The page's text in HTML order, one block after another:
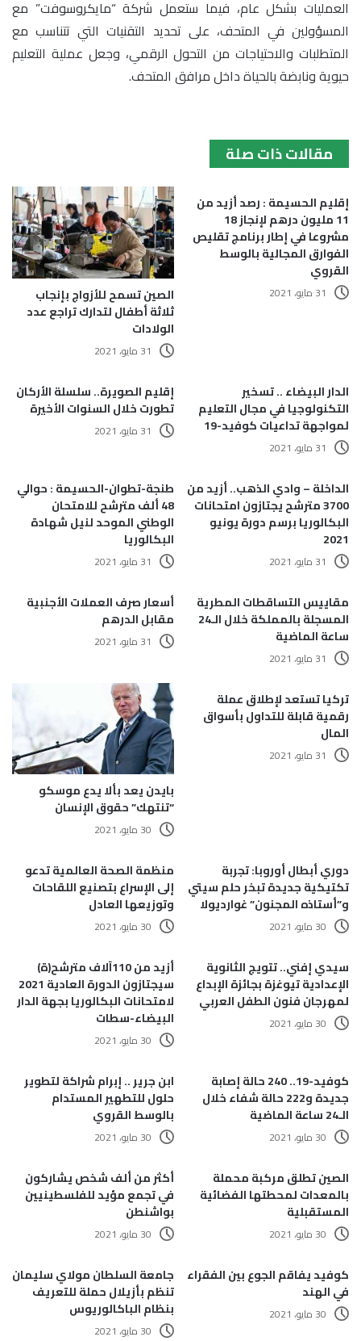
العمليات بشكل عام، فيما ستعمل شركة “مايكروسوفت” مع
المسؤولين في المتحف، على تحديد التقنيات التي تتناسب مع
المتطلبات والاحتياجات من التحول الرقمي، وجعل عملية التعليم
حيوية ونابضة بالحياة داخل مرافق المتحف.
مقالات ذات صلة
إقليم الحسيمة : رصد أزيد من
11 مليون درهم لإنجاز 18
مشروعا في إطار برنامج تقليص
الفوارق المجالية بالوسط
القروي
31 مايو، 2021
الصين تسمح للأزواج بإنجاب
ثلاثة أطفال لتدارك تراجع عدد
الولادات
31 مايو، 2021
الدار البيضاء .. تسخير
التكنولوجيا في مجال التعليم
لمواجهة تداعيات كوفيد-19
31 مايو، 2021
إقليم الصويرة.. سلسلة الأركان
تطورت خلال السنوات الأخيرة
31 مايو، 2021
الداخلة – وادي الذهب.. أزيد من
3700 مترشح يجتازون امتحانات
البكالوريا برسم دورة يونيو
2021
31 مايو، 2021
طنجة-تطوان-الحسيمة : حوالي
48 ألف مترشح للامتحان
الوطني الموحد لنيل شهادة
البكالوريا
31 مايو، 2021
مقاييس التساقطات المطرية
المسجلة بالمملكة خلال الـ24
ساعة الماضية
31 مايو، 2021
أسعار صرف العملات الأجنبية
مقابل الدرهم
31 مايو، 2021
تركيا تستعد لإطلاق عملة
رقمية قابلة للتداول بأسواق
المال
31 مايو، 2021
بايدن يعد بألا يدع موسكو
“تنتهك” حقوق الإنسان
30 مايو، 2021
دوري أبطال أوروبا: تجربة
تكتيكية جديدة تبخر حلم سيتي
و”أستاذه المجنون” غوارديولا
30 مايو، 2021
منظمة الصحة العالمية تدعو
إلى الإسراع بتصنيع اللقاحات
وتوزيعها العادل
30 مايو، 2021
سيدي إفني.. تتويج الثانوية
الإعدادية تيوغزة بجائزة الإبداع
لمهرجان فنون الطفل العربي
30 مايو، 2021
أزيد من 110آلاف مترشح(ة)
سيجتازون الدورة العادية 2021
لامتحانات البكالوريا بجهة الدار
البيضاء-سطات
30 مايو، 2021
كوفيد-19.. 240 حالة إصابة
جديدة و222 حالة شفاء خلال
الـ24 ساعة الماضية
30 مايو، 2021
ابن جرير .. إبرام شراكة لتطوير
حلول للتطهير المستدام
بالوسط القروي
30 مايو، 2021
الصين تطلق مركبة محملة
بالمعدات لمحطتها الفضائية
المستقبلية
30 مايو، 2021
أكثر من ألف شخص يشاركون
في تجمع مؤيد للفلسطينيين
بواشنطن
30 مايو، 2021
كوفيد يفاقم الجوع بين الفقراء
في الهند
30 مايو، 2021
جامعة السلطان مولاي سليمان
تنظم بأزيلال حملة للتعريف
بنظام الباكالوريوس
30 مايو، 2021